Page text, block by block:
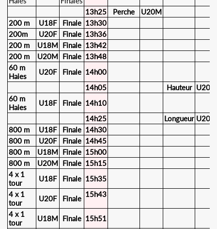
13h25
Perche
U20M
200 m
U18F Finale 13h30
200m
U20F Finale 13h36
200 m
U18M Finale 13h42
200 m
U20M Finale 13h48
60 m
Haies
U20F Finale 14h00
14h05
Hauteur U20F
60 m
Haies
U18F Finale 14h10
14h25
Longueur U20F
800 m
U18F Finale 14h30
800 m
U20F Finale 14h45
800 m
U18M Finale 15h00
800 m
U20M Finale 15h15
4 x 1
tour
U18F Finale 15h35
4 x 1
tour
U20F Finale 15h43
4 x 1
tour
U18M Finale 15h51